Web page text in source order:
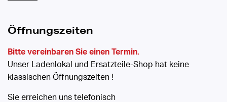
Öffnungszeiten
Bitte vereinbaren Sie einen Termin.
Unser Ladenlokal und Ersatzteile-Shop hat keine
klassischen Öffnungszeiten !
Sie erreichen uns telefonisch